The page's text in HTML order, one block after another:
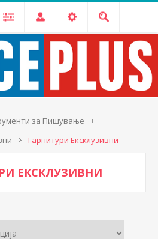
за Пишување
Гарнитури Ексклузивни
ЕКСКЛУЗИВНИ